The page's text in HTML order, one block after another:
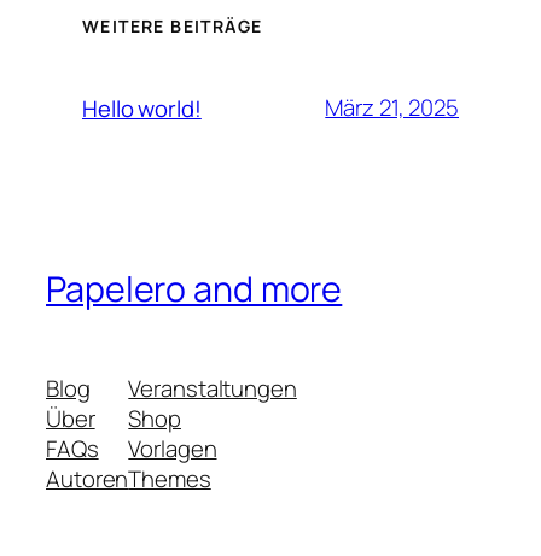
WEITERE BEITRÄGE
Hello world! März 21, 2025
Papelero and more
Blog
Über
FAQs
Autoren
Veranstaltungen
Shop
Vorlagen
Themes